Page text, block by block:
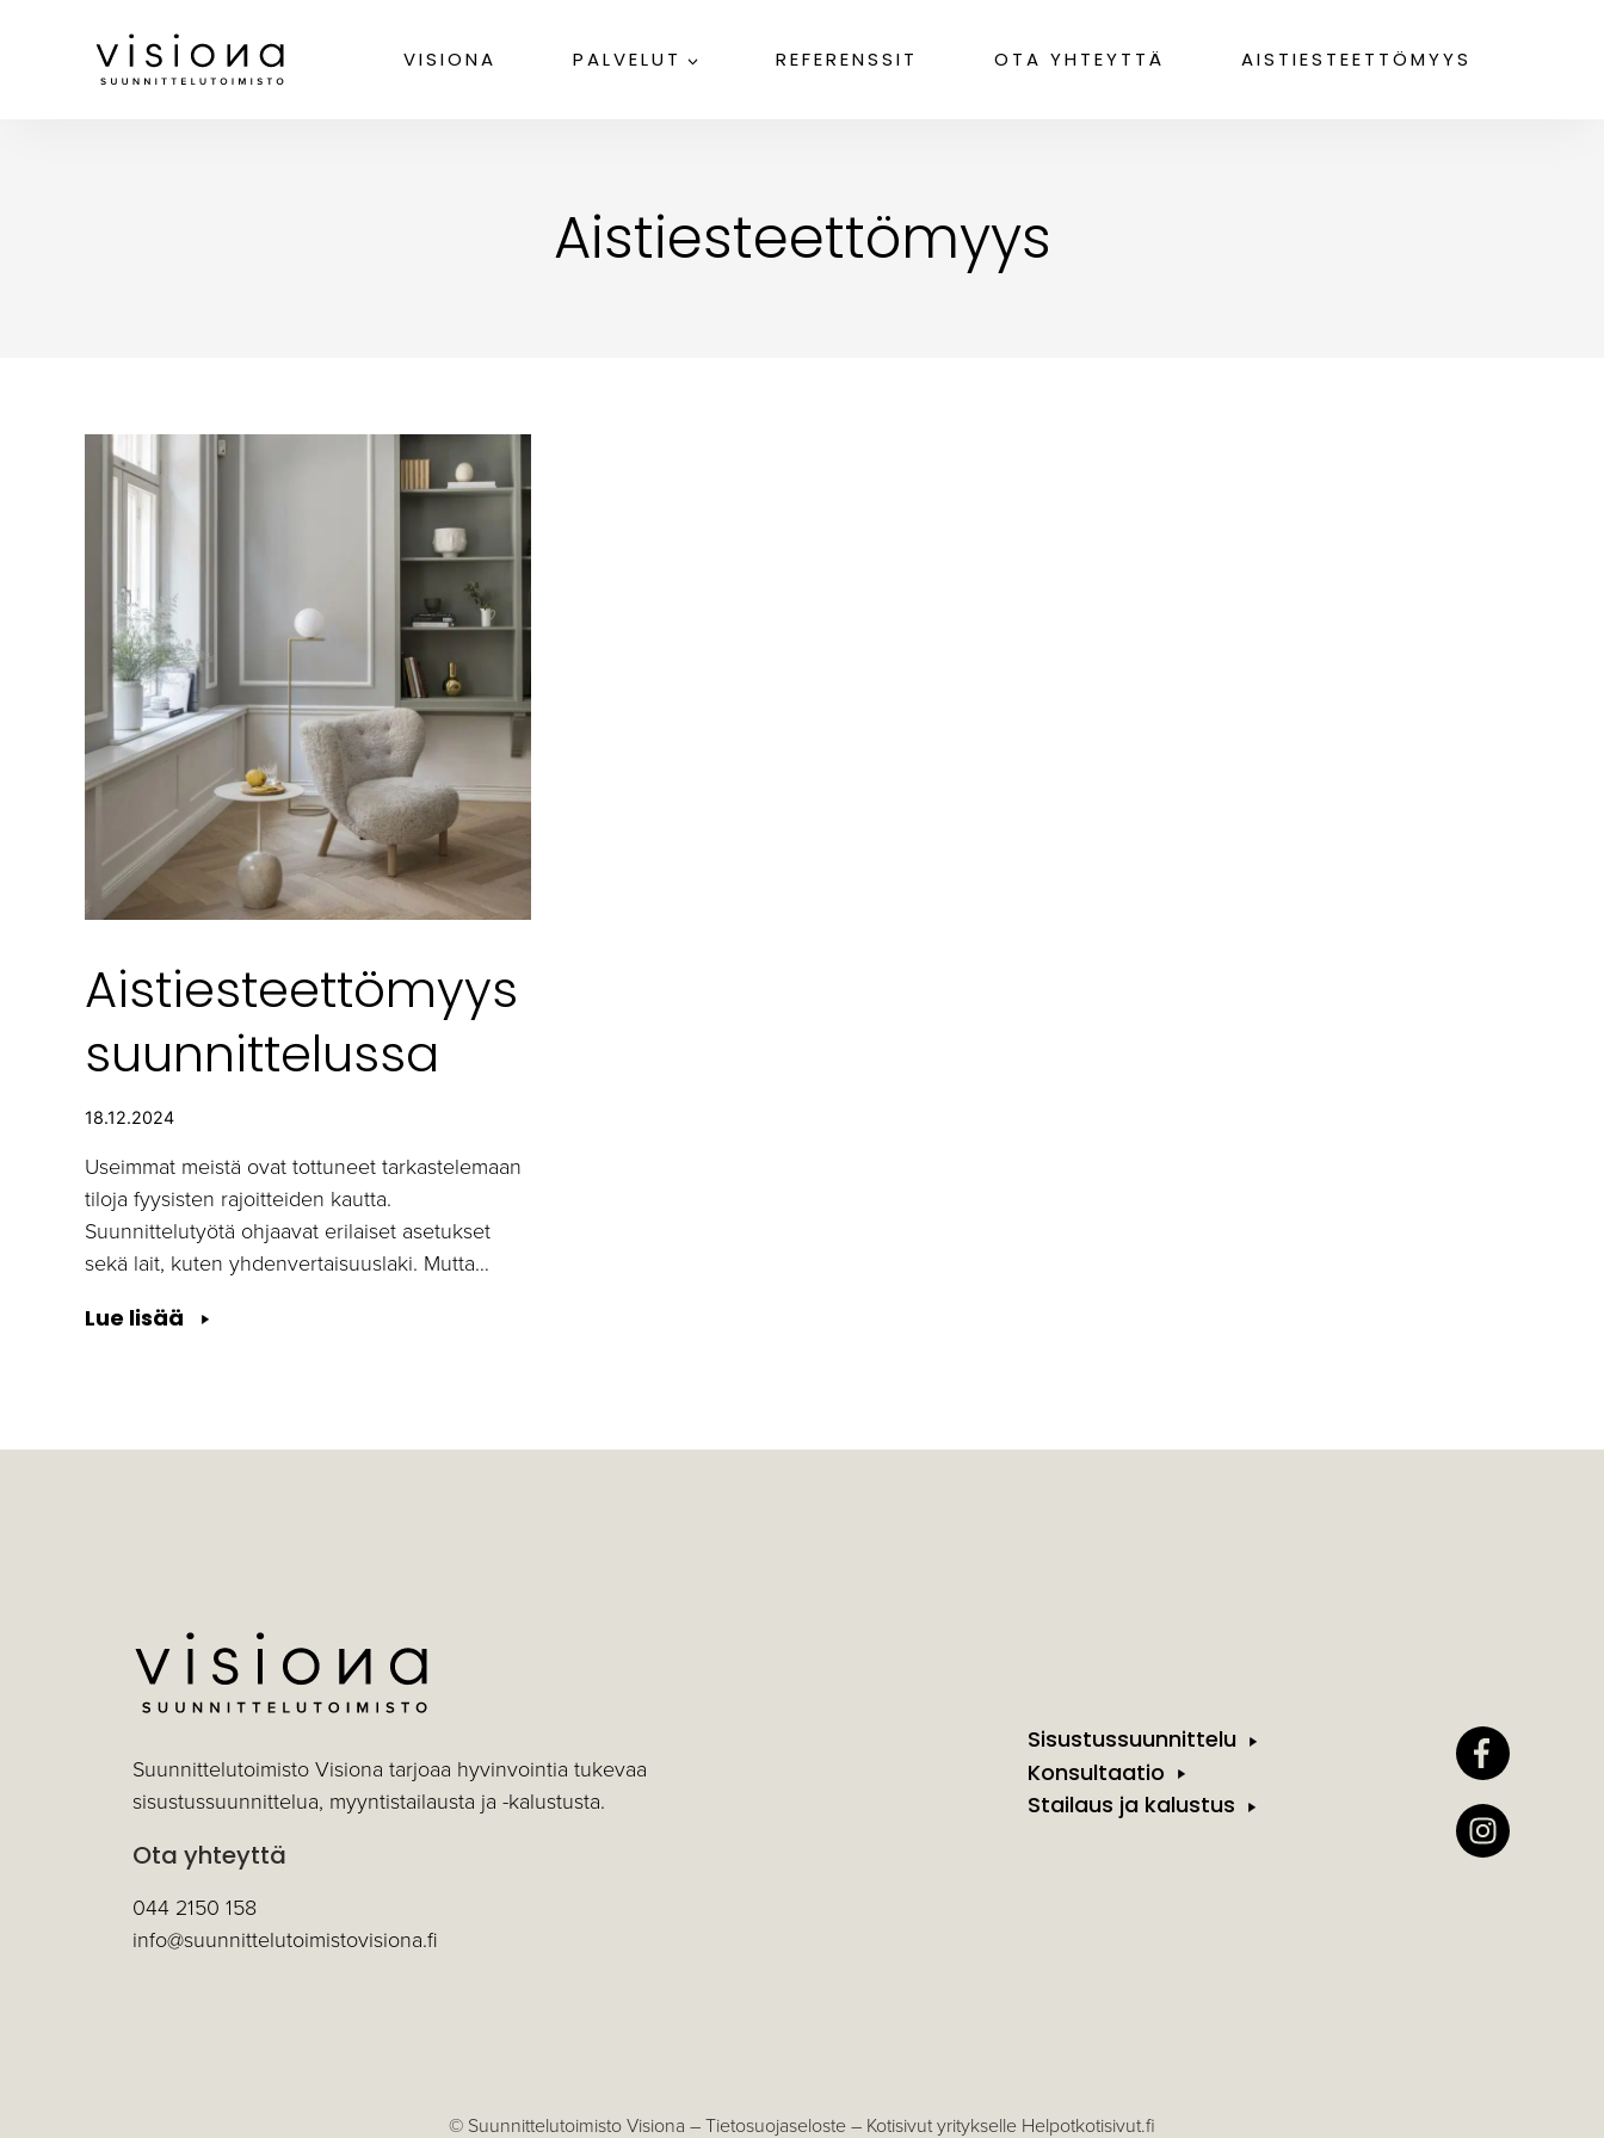
VISIONA PALVELUT REFERENSSIT OTA YHTEYTTÄ AISTIESTEETTÖMYYS
Aistiesteettömyys
Aistiesteettömyys
suunnittelussa
18.12.2024
Useimmat meistä ovat tottuneet tarkastelemaan
tiloja fyysisten rajoitteiden kautta.
Suunnittelutyötä ohjaavat erilaiset asetukset
sekä lait, kuten yhdenvertaisuuslaki. Mutta…
Lue lisää Aistiesteettömyys
Suunnittelutoimisto Visiona tarjoaa hyvinvointia tukevaa
sisustussuunnittelua, myyntistailausta ja -kalustusta.
Ota yhteyttä
044 2150 158
info@suunnittelutoimistovisiona.fi
Sisustussuunnittelu
Konsultaatio
Stailaus ja kalustus
© Suunnittelutoimisto Visiona –Tietosuojaseloste– Kotisivut yritykselle Helpotkotisivut.fi